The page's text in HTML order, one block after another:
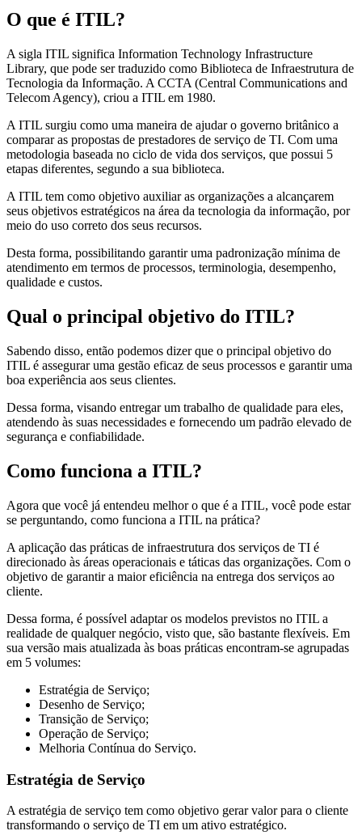
O que é ITIL?
A sigla ITIL significa Information Technology Infrastructure
Library, que pode ser traduzido como Biblioteca de Infraestrutura de
Tecnologia da Informação. A CCTA (Central Communications and
Telecom Agency), criou a ITIL em 1980.
A ITIL surgiu como uma maneira de ajudar o governo britânico a
comparar as propostas de prestadores de serviço de TI. Com uma
metodologia baseada no ciclo de vida dos serviços, que possui 5
etapas diferentes, segundo a sua biblioteca.
A ITIL tem como objetivo auxiliar as organizações a alcançarem
seus objetivos estratégicos na área da tecnologia da informação, por
meio do uso correto dos seus recursos.
Desta forma, possibilitando garantir uma padronização mínima de
atendimento em termos de processos, terminologia, desempenho,
qualidade e custos.
Qual o principal objetivo do ITIL?
Sabendo disso, então podemos dizer que o principal objetivo do
ITIL é assegurar uma gestão eficaz de seus processos e garantir uma
boa experiência aos seus clientes.
Dessa forma, visando entregar um trabalho de qualidade para eles,
atendendo às suas necessidades e fornecendo um padrão elevado de
segurança e confiabilidade.
Como funciona a ITIL?
Agora que você já entendeu melhor o que é a ITIL, você pode estar
se perguntando, como funciona a ITIL na prática?
A aplicação das práticas de infraestrutura dos serviços de TI é
direcionado às áreas operacionais e táticas das organizações. Com o
objetivo de garantir a maior eficiência na entrega dos serviços ao
cliente.
Dessa forma, é possível adaptar os modelos previstos no ITIL a
realidade de qualquer negócio, visto que, são bastante flexíveis. Em
sua versão mais atualizada às boas práticas encontram-se agrupadas
em 5 volumes:
Estratégia de Serviço;
Desenho de Serviço;
Transição de Serviço;
Operação de Serviço;
Melhoria Contínua do Serviço.
Estratégia de Serviço
A estratégia de serviço tem como objetivo gerar valor para o cliente
transformando o serviço de TI em um ativo estratégico.